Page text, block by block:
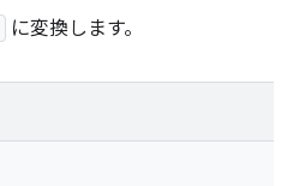
に変換します。